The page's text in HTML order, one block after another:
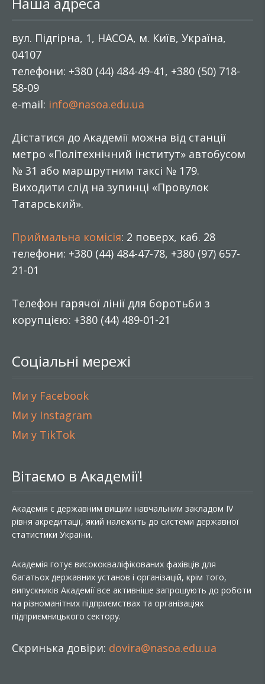
вул. Підгірна, 1, НАСОА, м. Київ, Україна,
04107
телефони: +380 (44) 484-49-41, +380 (50) 718-
58-09
e-mail: info@nasoa.edu.ua
Дістатися до Академії можна від станції
метро «Політехнічний інститут» автобусом
№ 31 або маршрутним таксі № 179.
Виходити слід на зупинці «Провулок
Татарський».
Приймальна комісія: 2 поверх, каб. 28
телефони: +380 (44) 484-47-78, +380 (97) 657-
21-01
Телефон гарячої лінії для боротьби з
корупцією: +380 (44) 489-01-21
Соціальні мережі
Ми у Facebook
Ми у Instagram
Ми у TikTok
Вітаємо в Академії!
Академія є державним вищим навчальним закладом IV
рівня акредитації, який належить до системи державної
статистики України.
Академія готує висококваліфікованих фахівців для
багатьох державних установ і організацій, крім того,
випускників Академії все активніше запрошують до роботи
на різноманітних підприємствах та організаціях
підприємницького сектору.
Скринька довіри: dovira@nasoa.edu.ua